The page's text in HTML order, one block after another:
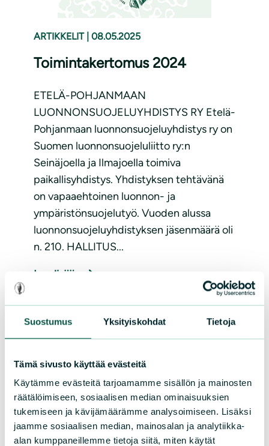
Suostumus Yksityiskohdat Tietoja
Tämä sivusto käyttää evästeitä
Käytämme evästeitä tarjoamamme sisällön ja mainosten
räätälöimiseen, sosiaalisen median ominaisuuksien
tukemiseen ja kävijämäärämme analysoimiseen. Lisäksi
jaamme sosiaalisen median, mainosalan ja analytiikka-
alan kumppaneillemme tietoja siitä, miten käytät
ARTIKKELIT 08.05.2025
Toimintakertomus 2024
ETELÄ-POHJANMAAN
LUONNONSUOJELUYHDISTYS RY Etelä-
Pohjanmaan luonnonsuojeluyhdistys ry on
Suomen luonnonsuojeluliitto ry:n
Seinäjoella ja Ilmajoella toimiva
paikallisyhdistys. Yhdistyksen tehtävänä
on vapaaehtoinen luonnon- ja
ympäristönsuojelutyö. Vuoden alussa
luonnonsuojeluyhdistyksen jäsenmäärä oli
n. 210. HALLITUS...
Lue lisää
ARTIKKELIT | 24.04.2025
Yhdistyksen keväkokokous